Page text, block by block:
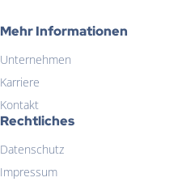
Mehr Informationen
Unternehmen
Karriere
Kontakt
Rechtliches
Datenschutz
Impressum